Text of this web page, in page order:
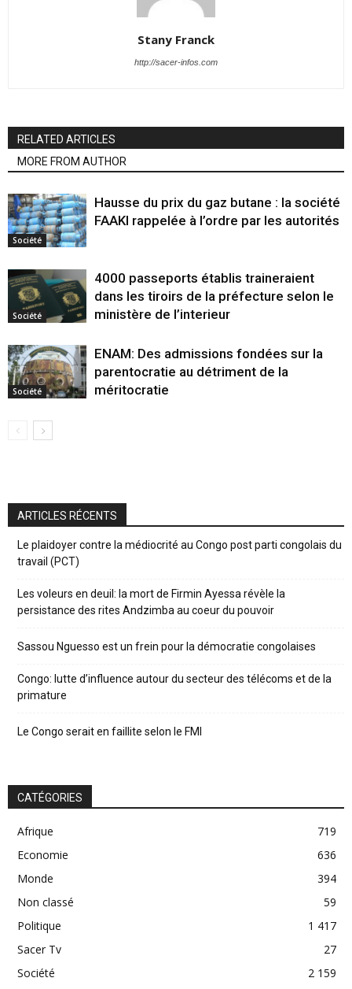
Stany Franck
http://sacer-infos.com
RELATED ARTICLES
MORE FROM AUTHOR
Société
Hausse du prix du gaz butane : la société
FAAKI rappelée à l’ordre par les autorités
Société
4000 passeports établis traineraient
dans les tiroirs de la préfecture selon le
ministère de l’interieur
Société
ENAM: Des admissions fondées sur la
parentocratie au détriment de la
méritocratie
ARTICLES RÉCENTS
Le plaidoyer contre la médiocrité au Congo post parti congolais du
travail (PCT)
Les voleurs en deuil: la mort de Firmin Ayessa révèle la
persistance des rites Andzimba au coeur du pouvoir
Sassou Nguesso est un frein pour la démocratie congolaises
Congo: lutte d’influence autour du secteur des télécoms et de la
primature
Le Congo serait en faillite selon le FMI
CATÉGORIES
Afrique
719
Economie
636
Monde
394
Non classé
59
Politique
1 417
Sacer Tv
27
Société
2 159